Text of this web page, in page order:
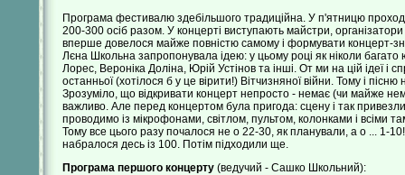
Програма фестивалю здебільшого традиційна. У п'ятницю
200-300 осіб разом. У концерті виступають майстри,
вперше довелося майже повністю самому і формувати концерт-
Лєна Школьна запропонувала ідею: у цьому році як ніколи багато
Лорес, Вероніка Доліна, Юрій Устінов та інші. От ми на цій ідеї
останньої (хотілося б у це вірити!) Вітчизняної війни. Тому і пісню
Зрозуміло, що відкривати концерт непросто - немає (чи майже
важливо. Але перед концертом була пригода: сцену і так
проводимо із мікрофонами, світлом, пультом, колонками і всіми
Тому все цього разу почалося не о 22-30, як планували, а о ... 1-
набралося десь із 100. Потім підходили ще.
Програма першого концерту(ведучий - Сашко Школьний):